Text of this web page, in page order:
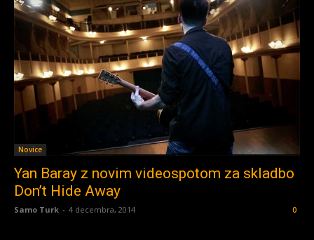
Novice
Yan Baray z novim videospotom za skladbo
Don’t Hide Away
Samo Turk - 4 decembra, 2014 0